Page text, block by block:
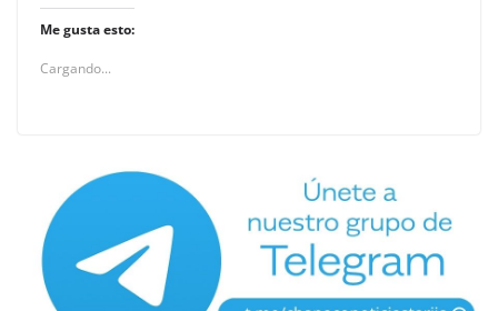
Me gusta esto:
Cargando...